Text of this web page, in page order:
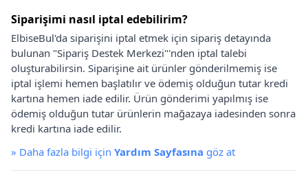
Siparişimi nasıl iptal edebilirim?
ElbiseBul'da siparişini iptal etmek için sipariş detayında
bulunan "Sipariş Destek Merkezi"'nden iptal talebi
oluşturabilirsin. Siparişine ait ürünler gönderilmemiş ise
iptal işlemi hemen başlatılır ve ödemiş olduğun tutar kredi
kartına hemen iade edilir. Ürün gönderimi yapılmış ise
ödemiş olduğun tutar ürünlerin mağazaya iadesinden sonra
kredi kartına iade edilir.
» Daha fazla bilgi için Yardım Sayfasına göz at